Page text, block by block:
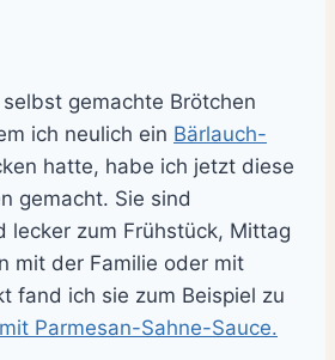
gemachte Brötchen
ich neulich ein Bärlauch-
hatte, habe ich jetzt diese
gemacht. Sie sind
lecker zum Frühstück, Mittag
mit der Familie oder mit
fand ich sie zum Beispiel zu
Parmesan-Sahne-Sauce.